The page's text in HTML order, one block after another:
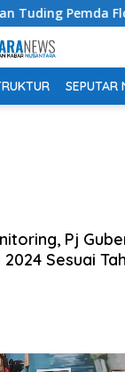
Pemda Flotim
SEPUTAR
Pj
Sesuai